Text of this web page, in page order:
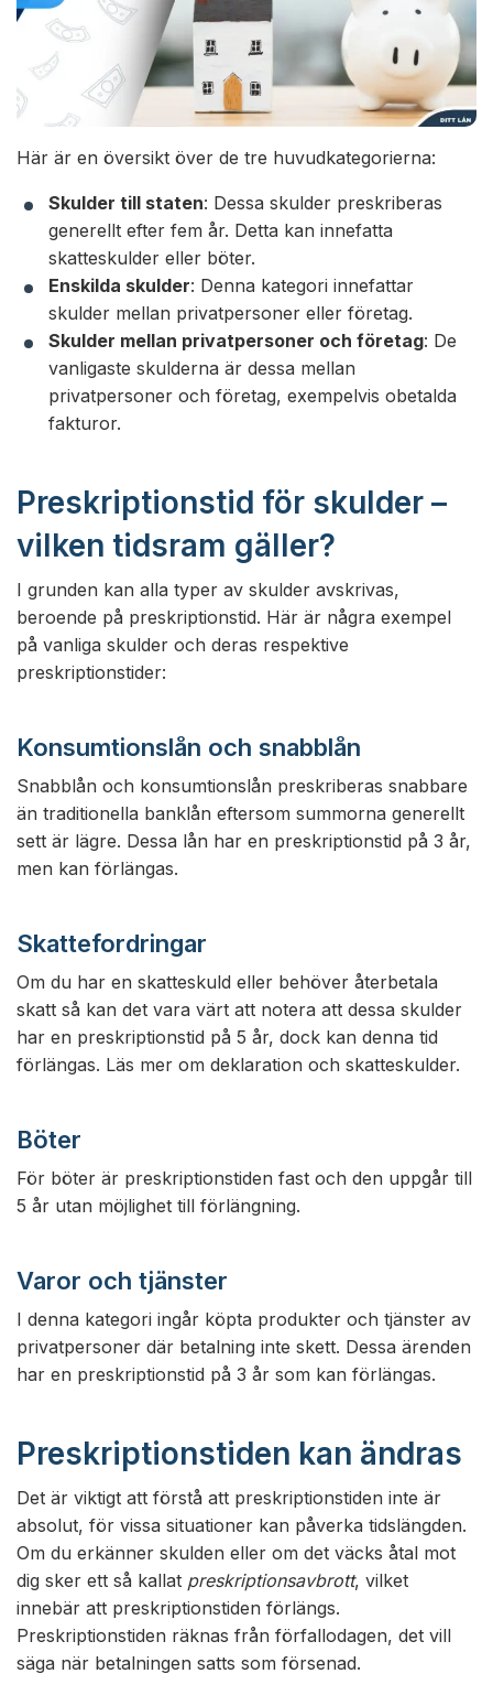
Här är en översikt över de tre huvudkategorierna:
Skulder till staten: Dessa skulder preskriberas
generellt efter fem år. Detta kan innefatta
skatteskulder eller böter.
Enskilda skulder: Denna kategori innefattar
skulder mellan privatpersoner eller företag.
Skulder mellan privatpersoner och företag: De
vanligaste skulderna är dessa mellan
privatpersoner och företag, exempelvis obetalda
fakturor.
Preskriptionstid för skulder –
vilken tidsram gäller?
I grunden kan alla typer av skulder avskrivas,
beroende på preskriptionstid. Här är några exempel
på vanliga skulder och deras respektive
preskriptionstider:
Konsumtionslån och snabblån
Snabblån och konsumtionslån preskriberas snabbare
än traditionella banklån eftersom summorna generellt
sett är lägre. Dessa lån har en preskriptionstid på 3 år,
men kan förlängas.
Skattefordringar
Om du har en skatteskuld eller behöver återbetala
skatt så kan det vara värt att notera att dessa skulder
har en preskriptionstid på 5 år, dock kan denna tid
förlängas. Läs mer om deklaration och skatteskulder.
Böter
För böter är preskriptionstiden fast och den uppgår till
5 år utan möjlighet till förlängning.
Varor och tjänster
I denna kategori ingår köpta produkter och tjänster av
privatpersoner där betalning inte skett. Dessa ärenden
har en preskriptionstid på 3 år som kan förlängas.
Preskriptionstiden kan ändras
Det är viktigt att förstå att preskriptionstiden inte är
absolut, för vissa situationer kan påverka tidslängden.
Om du erkänner skulden eller om det väcks åtal mot
dig sker ett så kallat preskriptionsavbrott, vilket
innebär att preskriptionstiden förlängs.
Preskriptionstiden räknas från förfallodagen, det vill
säga när betalningen satts som försenad.